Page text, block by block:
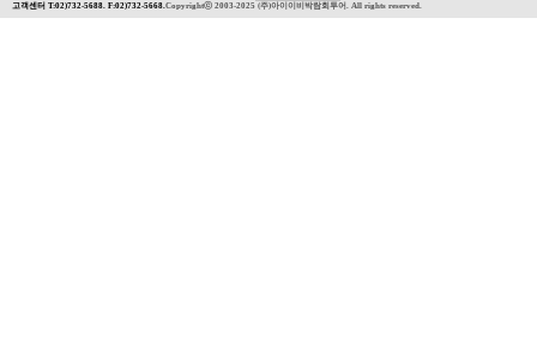
고객센터 T:02)732-5688. F:02)732-5668.Copyrightⓒ 2003-2025 (주)아이이비박람회투어. All rights reserved.